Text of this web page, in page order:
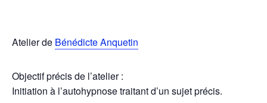
Atelier de Bénédicte Anquetin
Objectif précis de l’atelier :
Initiation à l’autohypnose traitant d’un sujet précis.